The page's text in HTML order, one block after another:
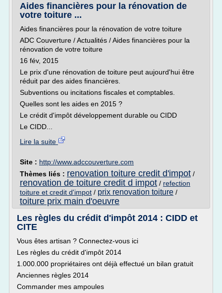
Aides financières pour la rénovation de
votre toiture ...
Aides financières pour la rénovation de votre toiture
ADC Couverture / Actualités / Aides financières pour la
rénovation de votre toiture
16 fév, 2015
Le prix d'une rénovation de toiture peut aujourd'hui être
réduit par des aides financières.
Subventions ou incitations fiscales et comptables.
Quelles sont les aides en 2015 ?
Le crédit d'impôt développement durable ou CIDD
Le CIDD...
Lire la suite
Site : http://www.adccouverture.com
Thèmes liés : renovation toiture credit d'impot /
renovation de toiture credit d impot / refection
toiture et credit d'impot / prix renovation toiture /
toiture prix main d'oeuvre
Les règles du crédit d'impôt 2014 : CIDD et
CITE
Vous êtes artisan ? Connectez-vous ici
Les règles du crédit d'impôt 2014
1.000.000 propriétaires ont déjà effectué un bilan gratuit
Anciennes règles 2014
Commander mes ampoules